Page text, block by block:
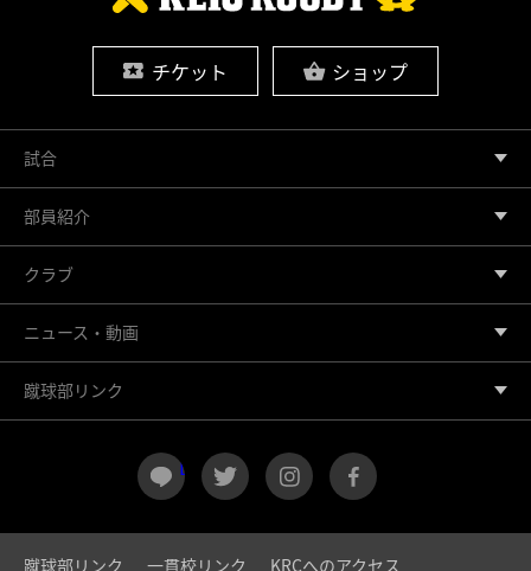
チケット ショップ
LINE twitter instagram
試合
部員紹介
クラブ
ニュース・動画
蹴球部リンク
蹴球部リンク 一貫校リンク KRCへのアクセス